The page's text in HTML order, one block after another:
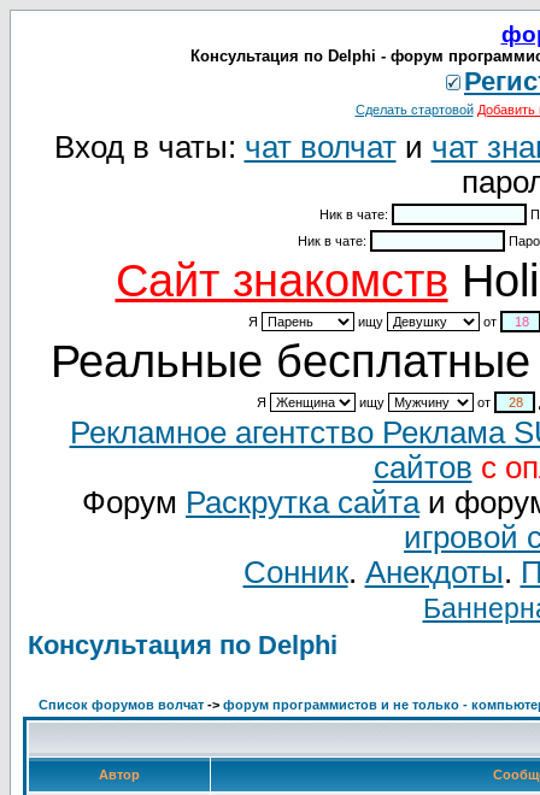
Консультация по Delphi - форум
Сделать стартовой Добавить
Вход в чаты: чат волчати чат
Ник в чате:
Ник в чате:
Cайт знакомств
Я ищу от
Реальные бесплатные
Я ищу от
Рекламное агентство Реклама
сайтов с
Форум Раскрутка сайтаи
игровой
Сонник. Анекдоты.
Консультация по Delphi
Список форумов волчат -> форум программистов и не только -
Автор